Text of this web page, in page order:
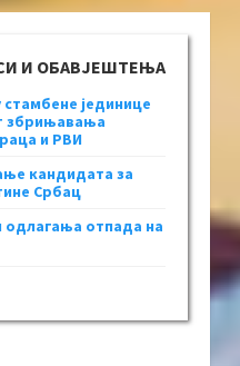
И ОБАВЈЕШТЕЊА
стамбене јединице
збрињавања
и РВИ
кандидата за
Србац
отпада на